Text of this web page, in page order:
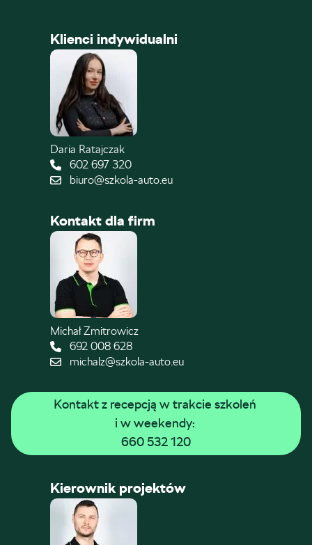
Klienci indywidualni
Daria Ratajczak
602 697 320
biuro@szkola-auto.eu
Kontakt dla firm
Michał Zmitrowicz
692 008 628
michalz@szkola-auto.eu
Kontakt z recepcją w trakcie szkoleń
i w weekendy:
660 532 120
Kierownik projektów